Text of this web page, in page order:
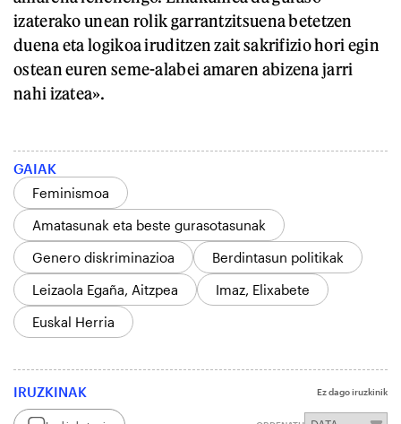
izaterako unean rolik garrantzitsuena betetzen
duena eta logikoa iruditzen zait sakrifizio hori egin
ostean euren seme-alabei amaren abizena jarri
nahi izatea».
GAIAK
Feminismoa
Amatasunak eta beste gurasotasunak
Genero diskriminazioa
Berdintasun politikak
Leizaola Egaña, Aitzpea
Imaz, Elixabete
Euskal Herria
IRUZKINAK Ez dago iruzkinik